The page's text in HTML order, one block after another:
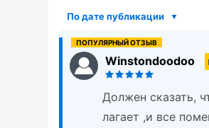
По дате публикации
Winstondoodoo
Должен сказать,
лагает ,и все